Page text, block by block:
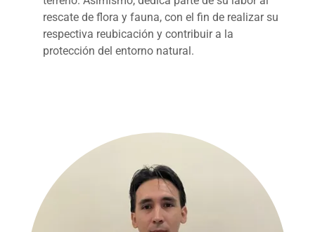
rescate de flora y fauna, con el fin de realizar su
respectiva reubicación y contribuir a la
protección del entorno natural.